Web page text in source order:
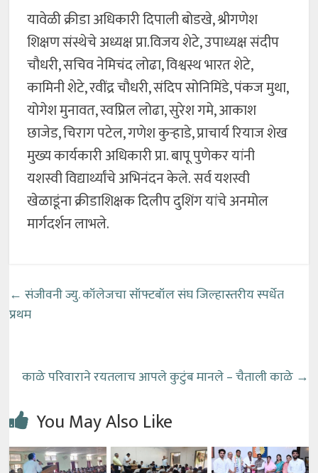
यावेळी क्रीडा अधिकारी दिपाली बोडखे, श्रीगणेश
शिक्षण संस्थेचे अध्यक्ष प्रा.विजय शेटे, उपाध्यक्ष संदीप
चौधरी, सचिव नेमिचंद लोढा, विश्वस्थ भारत शेटे,
कामिनी शेटे, रवींद्र चौधरी, संदिप सोनिमिंडे, पंकज मुथा,
योगेश मुनावत, स्वप्निल लोढा, सुरेश गमे, आकाश
छाजेड, चिराग पटेल, गणेश कुऱ्हाडे, प्राचार्य रियाज शेख
मुख्य कार्यकारी अधिकारी प्रा. बापू पुणेकर यांनी
यशस्वी विद्यार्थ्यांचे अभिनंदन केले. सर्व यशस्वी
खेळाडूंना क्रीडाशिक्षक दिलीप दुशिंग यांचे अनमोल
मार्गदर्शन लाभले.
← संजीवनी ज्यु. कॉलेजचा सॉफ्टबॉल संघ जिल्हास्तरीय स्पर्धेत
प्रथम
काळे परिवाराने रयतलाच आपले कुटुंब मानले – चैताली काळे →
You May Also Like